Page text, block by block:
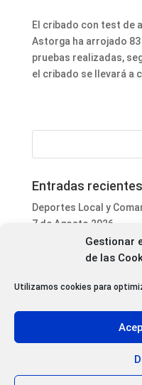
Gestionar
de las
Utilizamos cookies para
El cribado con test de
Astorga ha arrojado
pruebas realizadas,
el cribado se llevará a
Entradas recientes
Deportes Local y
7 de Agosto 2026
Informativo Mediodía
Agosto 2026
San Justo de la Vega
forestales
Programa Local Cope
Abiertas las
Ajedrez de las Fiestas